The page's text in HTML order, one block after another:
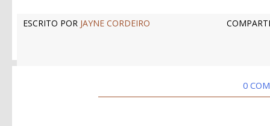
ESCRITO POR JAYNE CORDEIRO
0